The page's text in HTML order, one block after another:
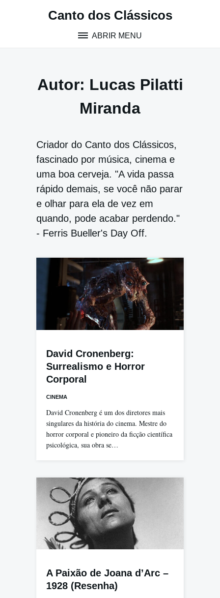
Canto dos Clássicos
ABRIR MENU
Autor: Lucas Pilatti
Miranda
Criador do Canto dos Clássicos,
fascinado por música, cinema e
uma boa cerveja. "A vida passa
rápido demais, se você não parar
e olhar para ela de vez em
quando, pode acabar perdendo."
- Ferris Bueller's Day Off.
David Cronenberg:
Surrealismo e Horror
Corporal
CINEMA
David Cronenberg é um dos diretores mais
singulares da história do cinema. Mestre do
horror corporal e pioneiro da ficção científica
psicológica, sua obra se…
A Paixão de Joana d’Arc –
1928 (Resenha)